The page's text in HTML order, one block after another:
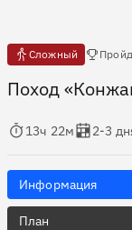
Сложный
Поход
в пути
13ч 22м
Оценка в днях
2-3
Информация
План